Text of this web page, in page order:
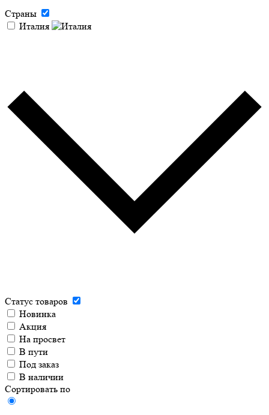
Страны
Италия
Статус товаров
Новинка
Акция
На просвет
В пути
Под заказ
В наличии
Сортировать по